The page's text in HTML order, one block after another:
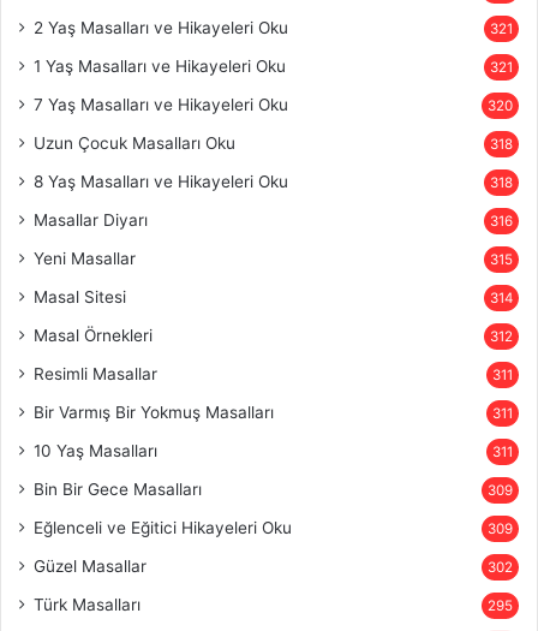
2 Yaş Masalları ve Hikayeleri Oku 321
1 Yaş Masalları ve Hikayeleri Oku 321
7 Yaş Masalları ve Hikayeleri Oku 320
Uzun Çocuk Masalları Oku 318
8 Yaş Masalları ve Hikayeleri Oku 318
Masallar Diyarı 316
Yeni Masallar 315
Masal Sitesi 314
Masal Örnekleri 312
Resimli Masallar 311
Bir Varmış Bir Yokmuş Masalları 311
10 Yaş Masalları 311
Bin Bir Gece Masalları 309
Eğlenceli ve Eğitici Hikayeleri Oku 309
Güzel Masallar 302
Türk Masalları 295